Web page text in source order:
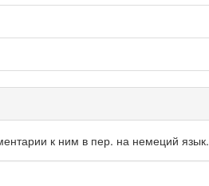
к ним в пер. на немеций язык.